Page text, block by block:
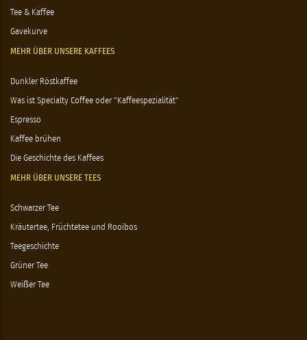
Tee & Kaffee
Gavekurve
MEHR ÜBER UNSERE KAFFEES
Dunkler Röstkaffee
Was ist Specialty Coffee oder "Kaffeespezialität"
Espresso
Kaffee brühen
Die Geschichte des Kaffees
MEHR ÜBER UNSERE TEES
Schwarzer Tee
Kräutertee, Früchtetee und Rooibos
Teegeschichte
Grüner Tee
Weißer Tee